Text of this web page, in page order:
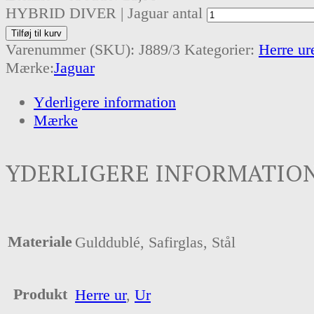
HYBRID DIVER | Jaguar antal
Tilføj til kurv
Varenummer (SKU): J889/3 Kategorier: Herre
Mærke:Jaguar
Yderligere information
Mærke
YDERLIGERE
Materiale Gulddublé, Safirglas, Stål
Produkt Herre ur, Ur